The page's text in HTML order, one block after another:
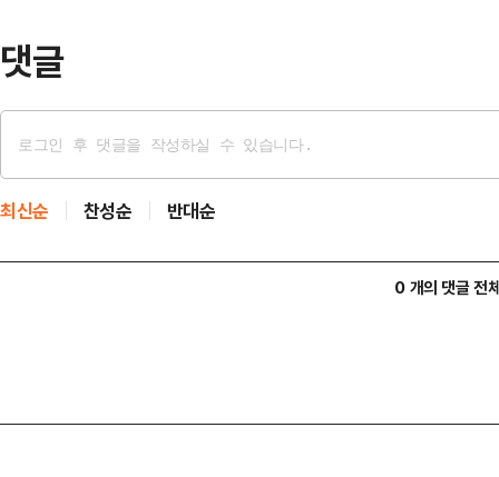
댓글
최신순 찬성순 반대순
0 개의 댓글 전